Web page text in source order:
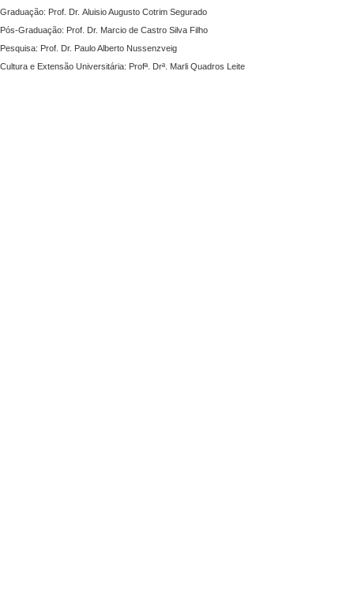
Graduação: Prof. Dr. Aluisio Augusto Cotrim Segurado
Pós-Graduação: Prof. Dr. Marcio de Castro Silva Filho
Pesquisa: Prof. Dr. Paulo Alberto Nussenzveig
Cultura e Extensão Universitária: Profª. Drª. Marli Quadros Leite